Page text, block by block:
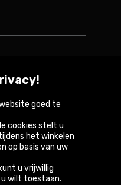
France Österreich
van de
goed te
cookies stelt u
het winkelen
op basis van uw
kunt u vrijwillig
u wilt toestaan.